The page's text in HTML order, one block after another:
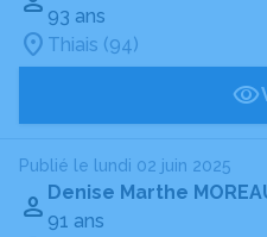
93 ans
Thiais (94)
Publié le lundi 02 juin 2025
Denise Marthe
91 ans